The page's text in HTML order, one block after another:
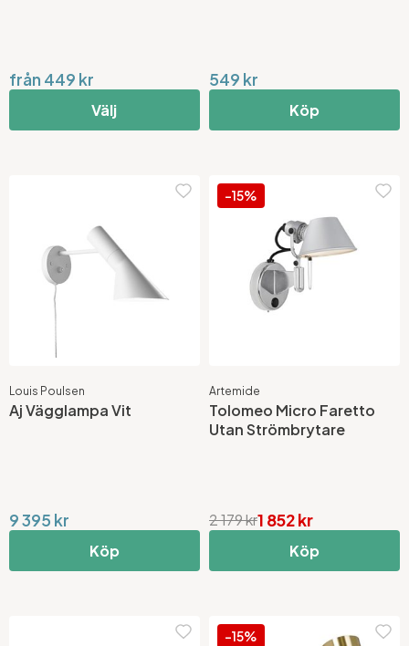
från 449 kr
Välj
549 kr
Köp
Louis Poulsen
Aj Vägglampa Vit
9 395 kr
Köp
-15%
Artemide
Tolomeo Micro Faretto
Utan Strömbrytare
1 852 kr
2 179 kr
Köp
-15%